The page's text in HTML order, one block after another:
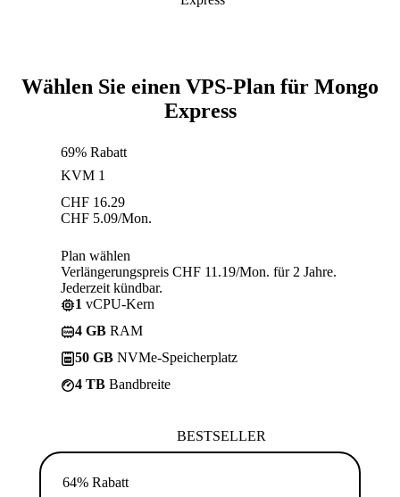
Wählen Sie einen VPS-Plan für Mongo
Express
69% Rabatt
KVM 1
CHF 16.29
CHF 5.09/Mon.
Plan wählen
Verlängerungspreis CHF 11.19/Mon. für 2 Jahre.
Jederzeit kündbar.
1 vCPU-Kern
4 GB RAM
50 GB NVMe-Speicherplatz
4 TB Bandbreite
BESTSELLER
64% Rabatt